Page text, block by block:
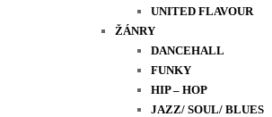
UNITED FLAVOUR
ŽÁNRY
DANCEHALL
FUNKY
HIP – HOP
JAZZ/ SOUL/ BLUES